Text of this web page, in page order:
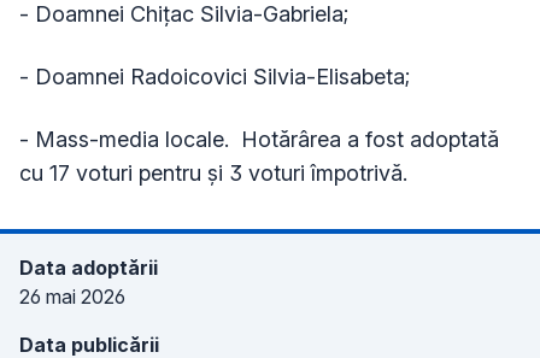
- Doamnei Chițac Silvia-Gabriela;
- Doamnei Radoicovici Silvia-Elisabeta;
- Mass-media locale. Hotărârea a fost adoptată
cu 17 voturi pentru și 3 voturi împotrivă.
Data adoptării
26 mai 2026
Data publicării